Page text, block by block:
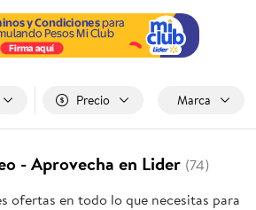
Precio Marca
- Aprovecha en Lider (74)
ofertas en todo lo que necesitas para